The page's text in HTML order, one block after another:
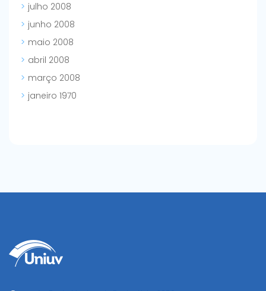
julho 2008
junho 2008
maio 2008
abril 2008
março 2008
janeiro 1970